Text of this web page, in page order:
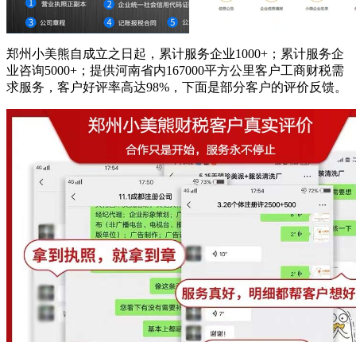
郑州小美熊自成立之日起，累计服务企业1000+；累计服务企
业咨询5000+；提供河南省内167000平方公里客户工商财税需
求服务，客户好评率高达98%，下面是部分客户的评价反馈。